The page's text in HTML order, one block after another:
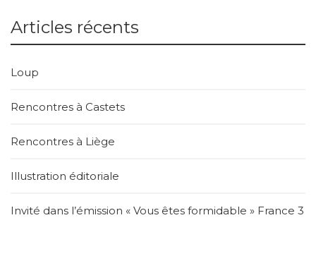
Articles récents
Loup
Rencontres à Castets
Rencontres à Liège
Illustration éditoriale
Invité dans l’émission « Vous êtes formidable » France 3